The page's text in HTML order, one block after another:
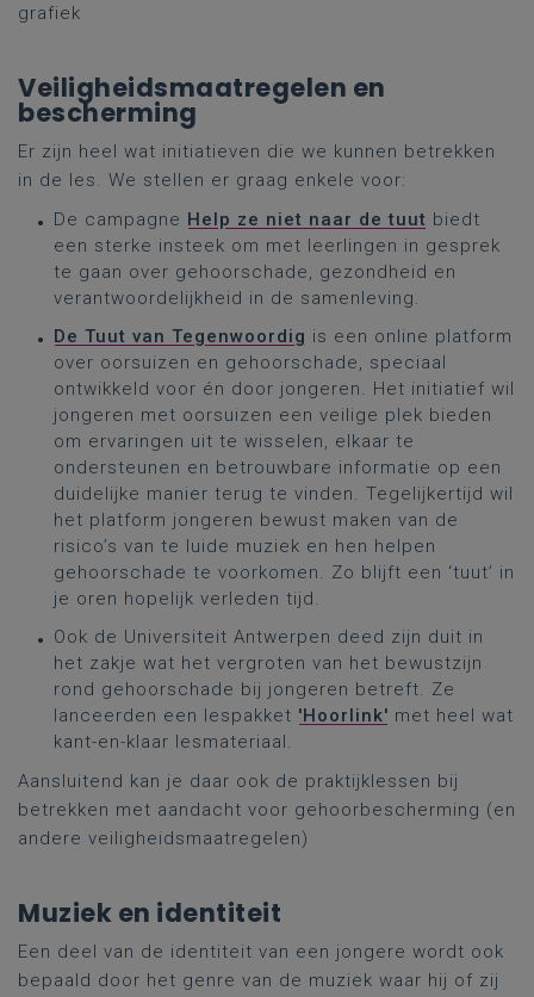
grafiek
Veiligheidsmaatregelen en
bescherming
Er zijn heel wat initiatieven die we kunnen betrekken
in de les. We stellen er graag enkele voor:
De campagne Help ze niet naar de tuut biedt
een sterke insteek om met leerlingen in gesprek
te gaan over gehoorschade, gezondheid en
verantwoordelijkheid in de samenleving.
De Tuut van Tegenwoordig is een online platform
over oorsuizen en gehoorschade, speciaal
ontwikkeld voor én door jongeren. Het initiatief wil
jongeren met oorsuizen een veilige plek bieden
om ervaringen uit te wisselen, elkaar te
ondersteunen en betrouwbare informatie op een
duidelijke manier terug te vinden. Tegelijkertijd wil
het platform jongeren bewust maken van de
risico’s van te luide muziek en hen helpen
gehoorschade te voorkomen. Zo blijft een ‘tuut’ in
je oren hopelijk verleden tijd.
Ook de Universiteit Antwerpen deed zijn duit in
het zakje wat het vergroten van het bewustzijn
rond gehoorschade bij jongeren betreft. Ze
lanceerden een lespakket 'Hoorlink' met heel wat
kant-en-klaar lesmateriaal.
Aansluitend kan je daar ook de praktijklessen bij
betrekken met aandacht voor gehoorbescherming (en
andere veiligheidsmaatregelen)
Muziek en identiteit
Een deel van de identiteit van een jongere wordt ook
bepaald door het genre van de muziek waar hij of zij